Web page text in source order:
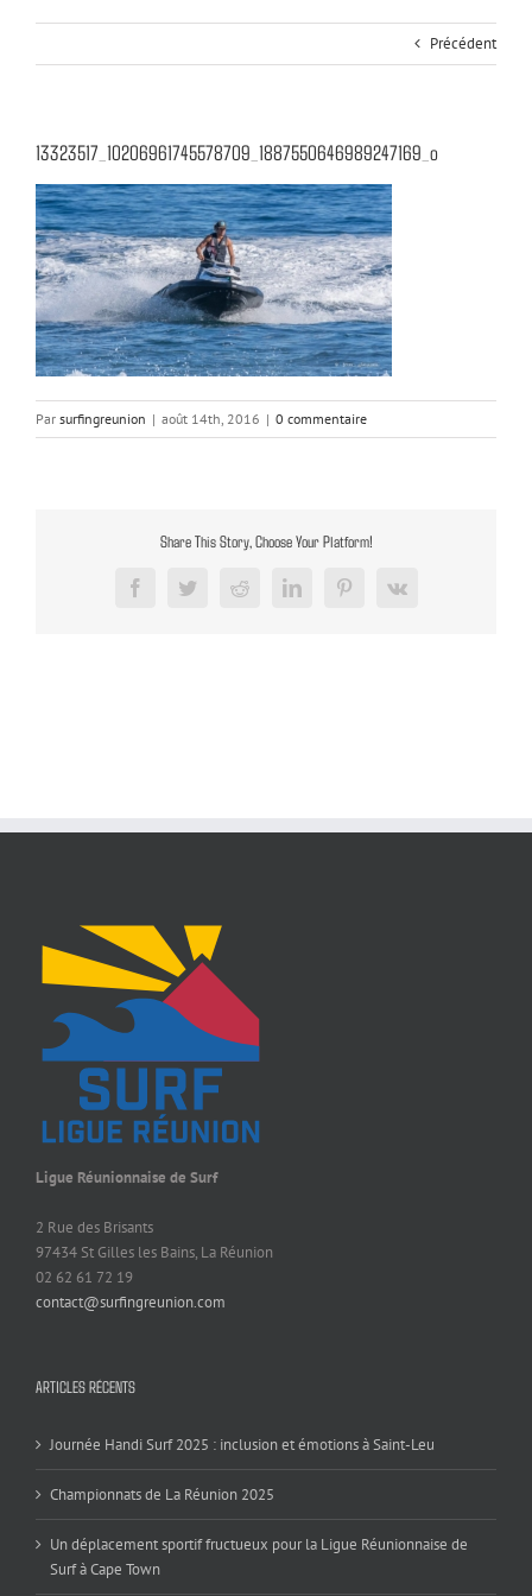
Précédent
13323517_10206961745578709_1887550646989247169_o
Par surfingreunion | août 14th, 2016 | 0 commentaire
Share This Story, Choose Your Platform!
FacebookTwitterRedditLinkedInPinterest
Vk
Ligue Réunionnaise de Surf
2 Rue des Brisants
97434 St Gilles les Bains, La Réunion
02 62 61 72 19
contact@surfingreunion.com
ARTICLES RÉCENTS
Journée Handi Surf 2025 : inclusion et émotions à Saint-Leu
Championnats de La Réunion 2025
Un déplacement sportif fructueux pour la Ligue Réunionnaise de
Surf à Cape Town